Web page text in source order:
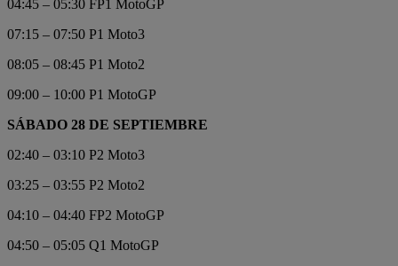
04:45 – 05:30 FP1 MotoGP
07:15 – 07:50 P1 Moto3
08:05 – 08:45 P1 Moto2
09:00 – 10:00 P1 MotoGP
SÁBADO 28 DE SEPTIEMBRE
02:40 – 03:10 P2 Moto3
03:25 – 03:55 P2 Moto2
04:10 – 04:40 FP2 MotoGP
04:50 – 05:05 Q1 MotoGP